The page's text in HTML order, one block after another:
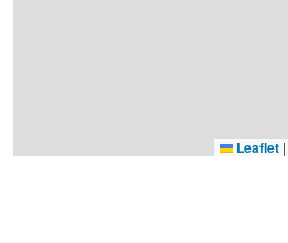
Leaflet |